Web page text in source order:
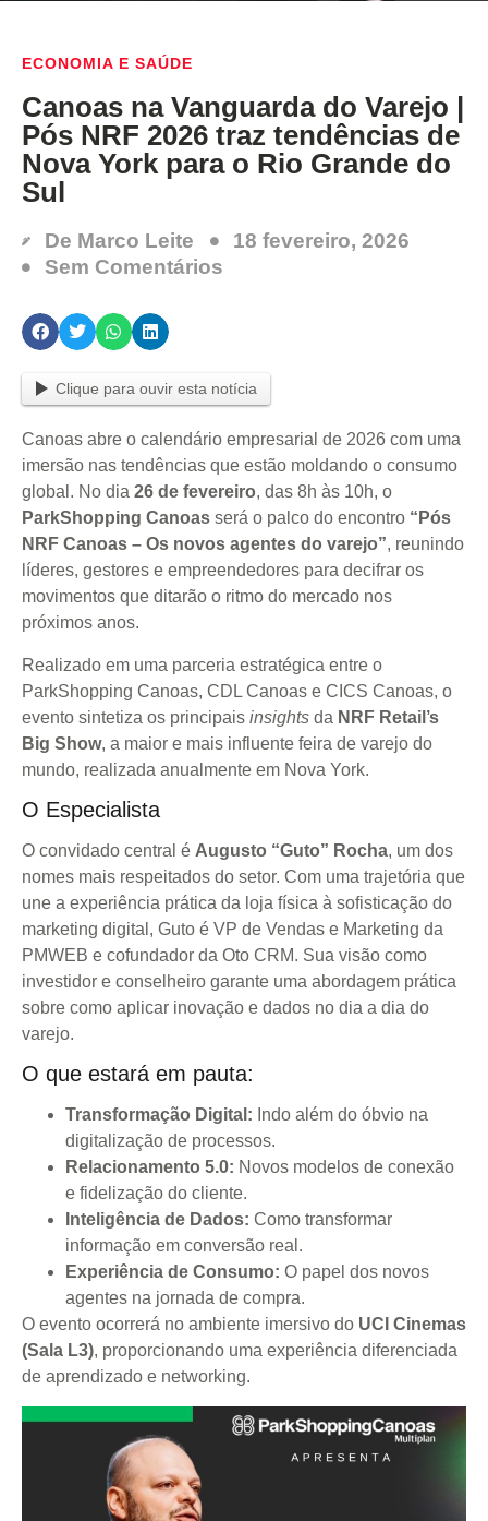
ECONOMIA E SAÚDE
Canoas na Vanguarda do Varejo |
Pós NRF 2026 traz tendências de
Nova York para o Rio Grande do
Sul
De Marco Leite
18 fevereiro, 2026
Sem Comentários
Clique para ouvir esta notícia
Canoas abre o calendário empresarial de 2026 com uma
imersão nas tendências que estão moldando o consumo
global. No dia 26 de fevereiro, das 8h às 10h, o
ParkShopping Canoas será o palco do encontro “Pós
NRF Canoas – Os novos agentes do varejo”, reunindo
líderes, gestores e empreendedores para decifrar os
movimentos que ditarão o ritmo do mercado nos
próximos anos.
Realizado em uma parceria estratégica entre o
ParkShopping Canoas, CDL Canoas e CICS Canoas, o
evento sintetiza os principais insights da NRF Retail’s
Big Show, a maior e mais influente feira de varejo do
mundo, realizada anualmente em Nova York.
O Especialista
O convidado central é Augusto “Guto” Rocha, um dos
nomes mais respeitados do setor. Com uma trajetória que
une a experiência prática da loja física à sofisticação do
marketing digital, Guto é VP de Vendas e Marketing da
PMWEB e cofundador da Oto CRM. Sua visão como
investidor e conselheiro garante uma abordagem prática
sobre como aplicar inovação e dados no dia a dia do
varejo.
O que estará em pauta:
Transformação Digital: Indo além do óbvio na
digitalização de processos.
Relacionamento 5.0: Novos modelos de conexão
e fidelização do cliente.
Inteligência de Dados: Como transformar
informação em conversão real.
Experiência de Consumo: O papel dos novos
agentes na jornada de compra.
O evento ocorrerá no ambiente imersivo do UCI Cinemas
(Sala L3), proporcionando uma experiência diferenciada
de aprendizado e networking.